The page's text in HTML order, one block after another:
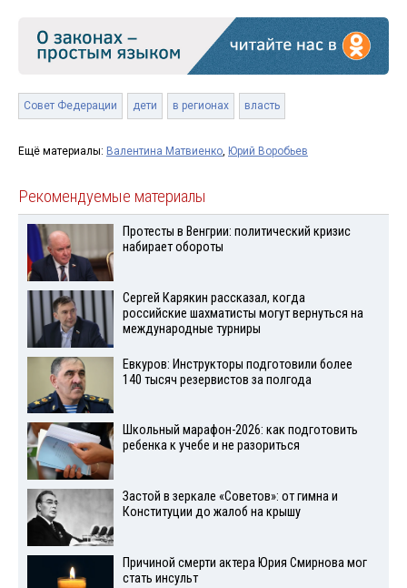
Совет Федерации дети в регионах власть
Ещё материалы: Валентина Матвиенко, Юрий Воробьев
Рекомендуемые материалы
Протесты в Венгрии: политический кризис
набирает обороты
Сергей Карякин рассказал, когда
российские шахматисты могут вернуться на
международные турниры
Евкуров: Инструкторы подготовили более
140 тысяч резервистов за полгода
Школьный марафон-2026: как подготовить
ребенка к учебе и не разориться
Застой в зеркале «Советов»: от гимна и
Конституции до жалоб на крышу
Причиной смерти актера Юрия Смирнова мог
стать инсульт